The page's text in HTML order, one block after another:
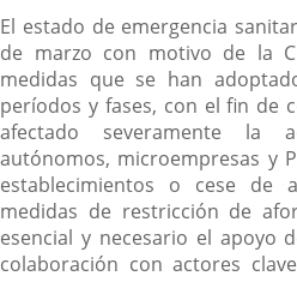
El estado de emergencia
de marzo con motivo de la
medidas que se han
períodos y fases, con el fin de
afectado severamente la
autónomos, microempresas y
establecimientos o cese de
medidas de restricción de
esencial y necesario el apoyo
colaboración con actores